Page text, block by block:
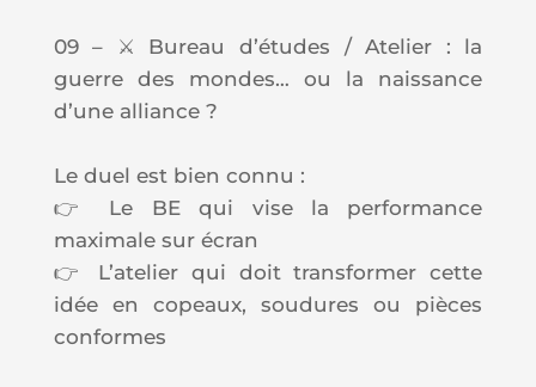
09 – ⚔️ Bureau d’études / Atelier
: la
guerre des mondes… ou la naissance
d’une alliance ?
Le duel est bien connu :
👉 Le BE qui vise la performance
maximale sur écran
👉 L’atelier qui doit transformer cette
idée en copeaux, soudures ou pièces
conformes